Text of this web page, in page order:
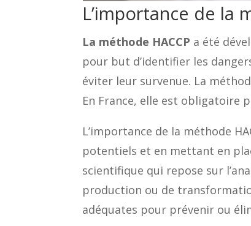
L’importance de la
La méthode HACCP a été
pour but d’identifier les
éviter leur survenue. La
En France, elle est obligatoire
L’importance de la méthode
potentiels et en mettant en
scientifique qui repose sur
production ou de
adéquates pour prévenir ou